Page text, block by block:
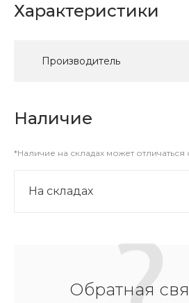
Характеристики
Производитель
Наличие
*Наличие на складах может
На складах
Обратная